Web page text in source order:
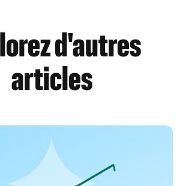
d'autres
articles